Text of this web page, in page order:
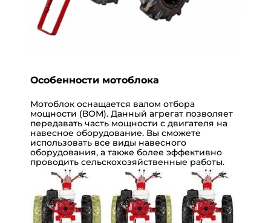
Особенности мотоблока
Мотоблок оснащается валом отбора
мощности (ВОМ). Данный агрегат позволяет
передавать часть мощности с двигателя на
навесное оборудование. Вы сможете
использовать все виды навесного
оборудования, а также более эффективно
проводить сельскохозяйственные работы.